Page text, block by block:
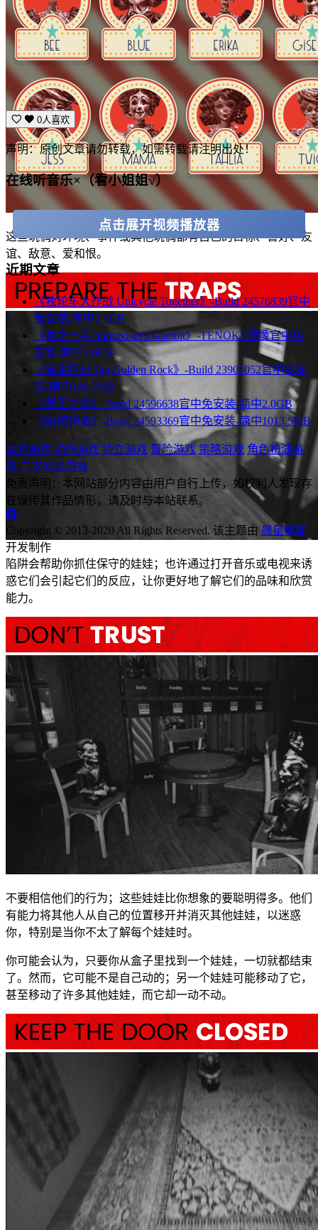
这些玩偶对环境、事件或其他玩偶都有自己的目标、喜好、友
谊、敌意、爱和恨。
陷阱会帮助你抓住保守的娃娃；也许通过打开音乐或电视来诱
惑它们会引起它们的反应，让你更好地了解它们的品味和欣赏
能力。
不要相信他们的行为；这些娃娃比你想象的要聪明得多。他们
有能力将其他人从自己的位置移开并消灭其他娃娃，以迷惑
你，特别是当你不太了解每个娃娃时。
你可能会认为，只要你从盒子里找到一个娃娃，一切就都结束
了。然而，它可能不是自己动的；另一个娃娃可能移动了它，
甚至移动了许多其他娃娃，而它却一动不动。
0人喜欢
声明：原创文章请勿转载，如需转载请注明出处！
在线听音乐×（看小姐姐√）
点击展开视频播放器
近期文章
《独轮车大作战 Unicycle Together》-Build 24576839官中
免安装-简中2.3GB
《神之一手 Summoner's Gambit》-TENOKE镜像官中免
安装-简中1.0GB
《黄金巨石 Big Golden Rock》-Build 23901052官中免安
装-简中148.7MB
《君王之塔》-Build 24596638官中免安装-简中2.0GB
《维修物语》-Build 24593369官中免安装-简中1013.5MB
单机游戏 动作游戏 独立游戏 冒险游戏 策略游戏 角色扮演游
戏 二次元类游戏
免责声明：本网站部分内容由用户自行上传，如权利人发现存
在误传其作品情形，请及时与本站联系。
Copyright © 2013-2020 All Rights Reserved. 该主题由 晨星博客
开发制作